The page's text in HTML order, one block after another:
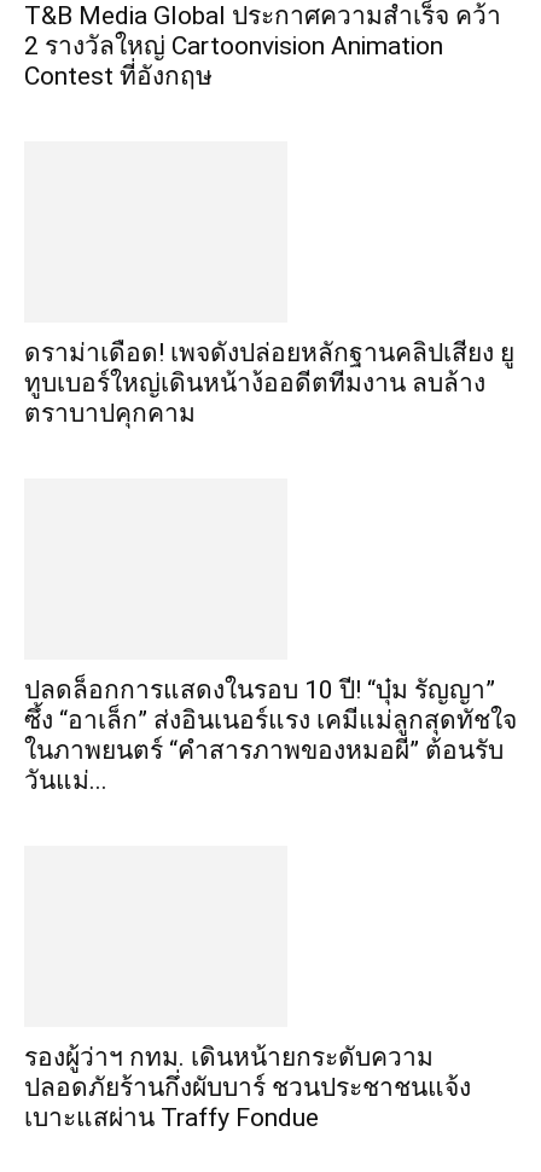
​T&B Media Global ประกาศความสำเร็จ คว้า
2 รางวัลใหญ่ Cartoonvision Animation
Contest ที่อังกฤษ
ดราม่าเดือด! เพจดังปล่อยหลักฐานคลิปเสียง ยู
ทูบเบอร์ใหญ่เดินหน้าง้ออดีตทีมงาน ลบล้าง
ตราบาปคุกคาม
ปลดล็อกการแสดงในรอบ 10 ปี! “บุ๋ม รัญญา”
ซึ้ง “อาเล็ก” ส่งอินเนอร์แรง เคมีแม่ลูกสุดทัชใจ
ในภาพยนตร์ “คำสารภาพของหมอผี” ต้อนรับ
วันแม่...
รองผู้ว่าฯ กทม. เดินหน้ายกระดับความ
ปลอดภัยร้านกึ่งผับบาร์ ชวนประชาชนแจ้ง
เบาะแสผ่าน Traffy Fondue